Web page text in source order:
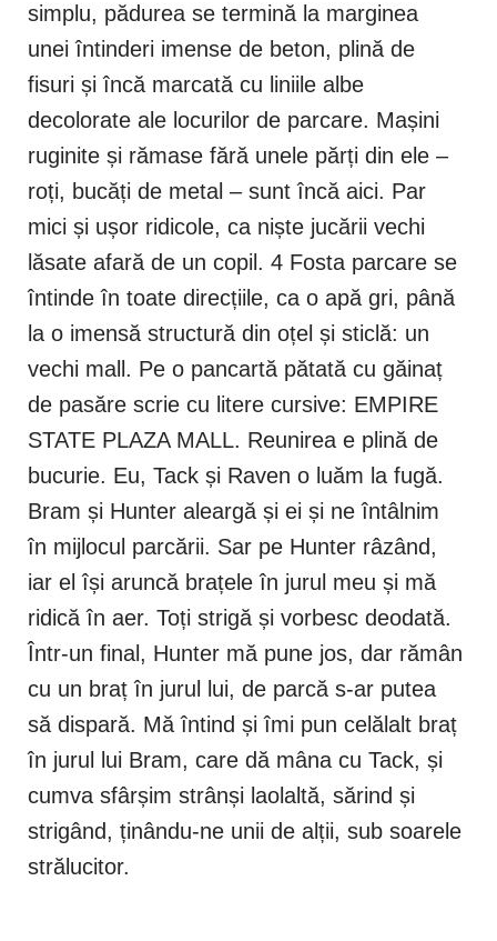
simplu, pădurea se termină la marginea
unei întinderi imense de beton, plină de
fisuri și încă marcată cu liniile albe
decolorate ale locurilor de parcare. Mașini
ruginite și rămase fără unele părți din ele –
roți, bucăți de metal – sunt încă aici. Par
mici și ușor ridicole, ca niște jucării vechi
lăsate afară de un copil. 4 Fosta parcare se
întinde în toate direcțiile, ca o apă gri, până
la o imensă structură din oțel și sticlă: un
vechi mall. Pe o pancartă pătată cu găinaț
de pasăre scrie cu litere cursive: EMPIRE
STATE PLAZA MALL. Reunirea e plină de
bucurie. Eu, Tack și Raven o luăm la fugă.
Bram și Hunter aleargă și ei și ne întâlnim
în mijlocul parcării. Sar pe Hunter râzând,
iar el își aruncă brațele în jurul meu și mă
ridică în aer. Toți strigă și vorbesc deodată.
Într-un final, Hunter mă pune jos, dar rămân
cu un braț în jurul lui, de parcă s-ar putea
să dispară. Mă întind și îmi pun celălalt braț
în jurul lui Bram, care dă mâna cu Tack, și
cumva sfârșim strânși laolaltă, sărind și
strigând, ținându-ne unii de alții, sub soarele
strălucitor.